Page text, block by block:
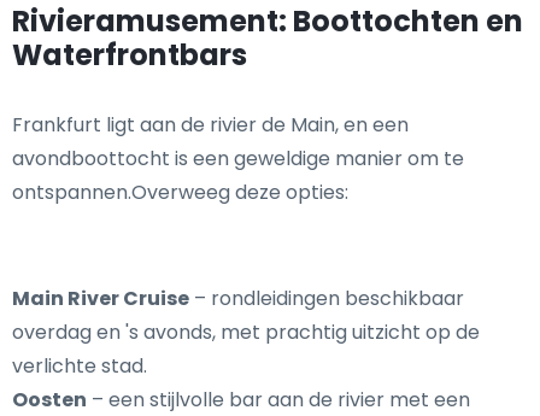
Rivieramusement: Boottochten en
Waterfrontbars
Frankfurt ligt aan de rivier de Main, en een
avondboottocht is een geweldige manier om te
ontspannen.Overweeg deze opties:
Main River Cruise – rondleidingen beschikbaar
overdag en 's avonds, met prachtig uitzicht op de
verlichte stad.
Oosten – een stijlvolle bar aan de rivier met een